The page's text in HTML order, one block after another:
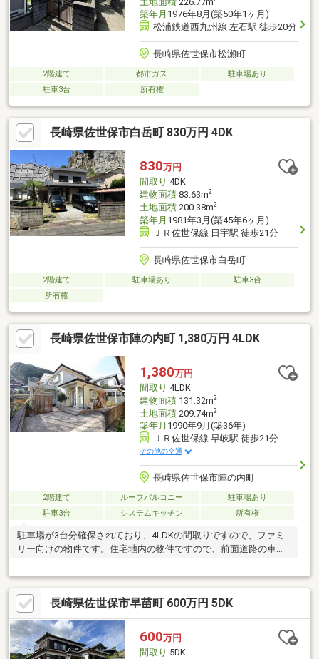
築年月 1976年8月(築50年1ヶ月)
松浦鉄道西九州線 左石駅 徒歩20分
長崎県佐世保市松瀬町
2階建て 都市ガス
駐車場あり
駐車3台
所有権
長崎県佐世保市白岳町 830万円 4DK
830万円
間取り 4DK
建物面積83.63m2
土地面積200.38m2
築年月 1981年3月(築45年6ヶ月)
ＪＲ佐世保線 日宇駅 徒歩21分
長崎県佐世保市白岳町
2階建て 駐車場あり
駐車3台
所有権
長崎県佐世保市陣の内町 1,380万円 4LDK
1,380万円
間取り 4LDK
建物面積131.32m2
土地面積209.74m2
築年月 1990年9月(築36年)
ＪＲ佐世保線 早岐駅 徒歩21分
その他の交通
長崎県佐世保市陣の内町
2階建て ルーフバルコニー
駐車場あり
駐車3台
システムキッチン 所有権
駐車場が3台分確保されており、4LDKの間取りですので、ファミ
リー向けの物件です。住宅地内の物件ですので、前面道路の車通
長崎県佐世保市早苗町 600万円 5DK
600万円
間取り 5DK